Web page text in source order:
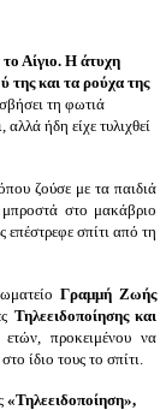
Αίγιο. Η άτυχη
της και τα ρούχα της
τη φωτιά
ήδη είχε τυλιχθεί
ζούσε με τα παιδιά
στο μακάβριο
επέστρεφε σπίτι από τη
Γραμμή Ζωής
Τηλεειδοποίησης και
προκειμένου να
ίδιο τους το σπίτι.
«Τηλεειδοποίηση»,